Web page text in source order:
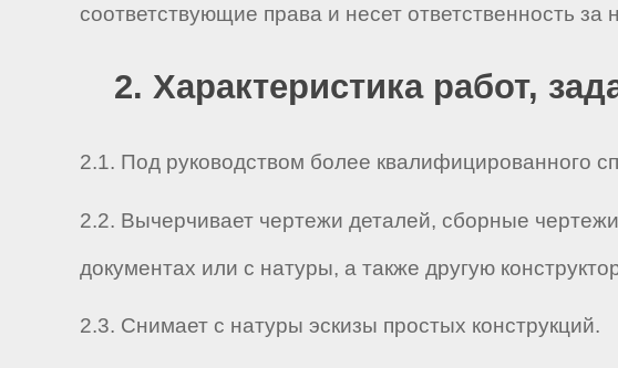
соответствующие права и несет ответственность
2. Характеристика работ,
2.1. Под руководством более квалифицированного
2.2. Вычерчивает чертежи деталей, сборные
документах или с натуры, а также другую
2.3. Снимает с натуры эскизы простых конструкций.